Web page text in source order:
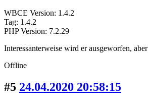
WBCE Version: 1.4.2
Tag: 1.4.2
PHP Version: 7.2.29
Interessanterweise wird er ausgeworfen,
Offline
#5 24.04.2020 20:58:15